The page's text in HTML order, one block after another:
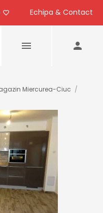
Echipa & Contact
Miercurea-Ciuc /